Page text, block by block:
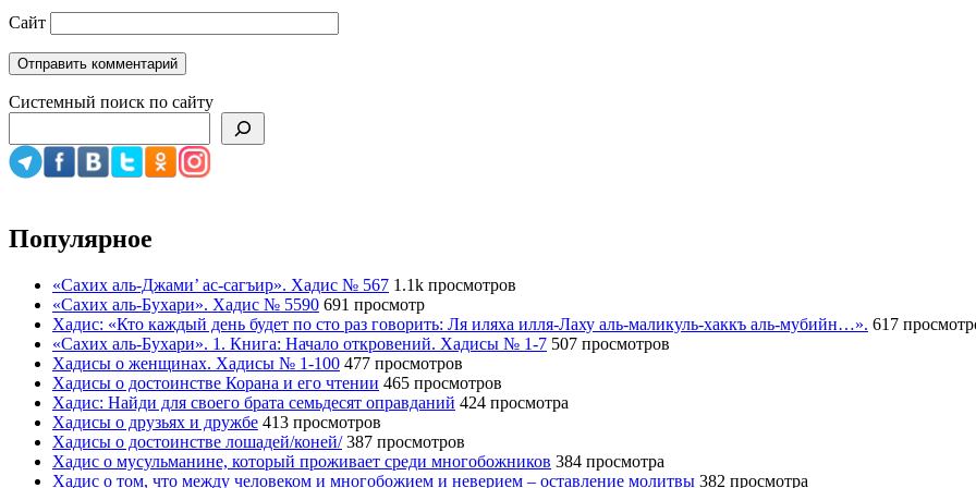
Сайт
Системный поиск по сайту
Популярное
«Сахих аль-Джами’ ас-сагъир». Хадис № 567 1.1k просмотров
«Сахих аль-Бухари». Хадис № 5590 691 просмотр
Хадис: «Кто каждый день будет по сто раз говорить: Ля иляха илля-Лаху аль-маликуль-хаккъ аль-мубийн…». 617
«Сахих аль-Бухари». 1. Книга: Начало откровений. Хадисы № 1-7 507 просмотров
Хадисы о женщинах. Хадисы № 1-100 477 просмотров
Хадисы о достоинстве Корана и его чтении 465 просмотров
Хадис: Найди для своего брата семьдесят оправданий 424 просмотра
Хадисы о друзьях и дружбе 413 просмотров
Хадисы о достоинстве лошадей/коней/ 387 просмотров
Хадис о мусульманине, который проживает среди многобожников 384 просмотра
Хадис о том, что между человеком и многобожием и неверием – оставление молитвы 382 просмотра